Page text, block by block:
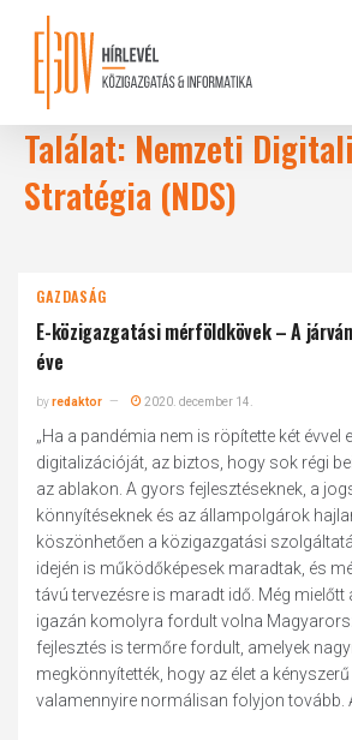
content
Találat: Nemzeti
Stratégia (NDS)
GAZDASÁG
E-közigazgatási mérföldkövek – A
éve
byredaktor 2020. december 14.
„Ha a pandémia nem is röpítette két évvel
digitalizációját, az biztos, hogy sok régi
az ablakon. A gyors fejlesztéseknek, a
könnyítéseknek és az állampolgárok
köszönhetően a közigazgatási
idején is működőképesek maradtak, és
távú tervezésre is maradt idő. Még mielőtt
igazán komolyra fordult volna
fejlesztés is termőre fordult, amelyek
megkönnyítették, hogy az élet a
valamennyire normálisan folyjon tovább.